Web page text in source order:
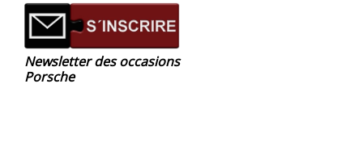
Newsletter des occasions
Porsche